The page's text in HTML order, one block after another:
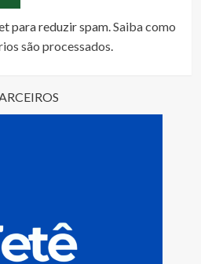
para reduzir spam.Saiba como
são processados.